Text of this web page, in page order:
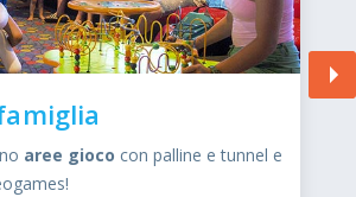
aree gioco con palline e tunnel e